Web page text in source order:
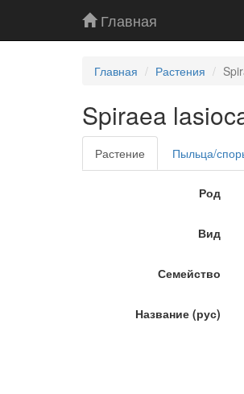
Главная
Главная Растения
Spiraea
Растение Пыльца/
Род
Вид
Семейство
Название (рус)